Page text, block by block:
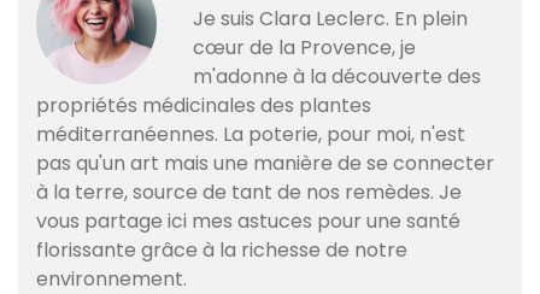
Je suis Clara Leclerc. En plein
cœur de la Provence, je
m'adonne à la découverte des
propriétés médicinales des plantes
méditerranéennes. La poterie, pour moi, n'est
pas qu'un art mais une manière de se connecter
à la terre, source de tant de nos remèdes. Je
vous partage ici mes astuces pour une santé
florissante grâce à la richesse de notre
environnement.